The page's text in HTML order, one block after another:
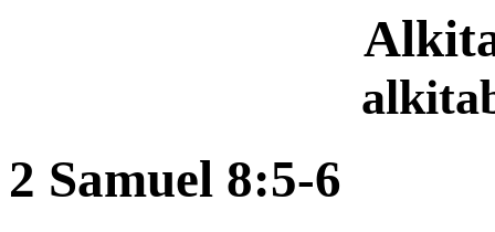
2 Samuel 8:5-6